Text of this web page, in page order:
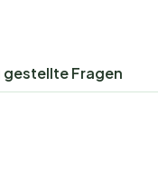
gestellte Fragen